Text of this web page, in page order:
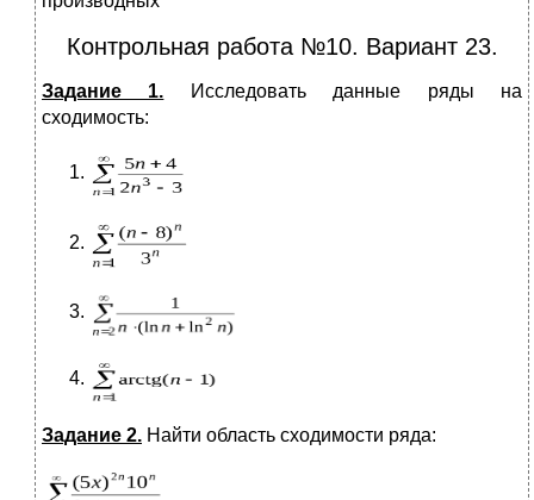
Контрольная работа №10. Вариант 23.
Задание 1. Исследовать данные ряды на
сходимость:
Задание 2. Найти область сходимости ряда: